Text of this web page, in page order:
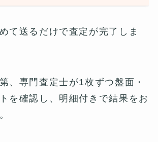
て送るだけで査定が完了しま
、専門査定士が1枚ずつ盤面・
を確認し、明細付きで結果をお